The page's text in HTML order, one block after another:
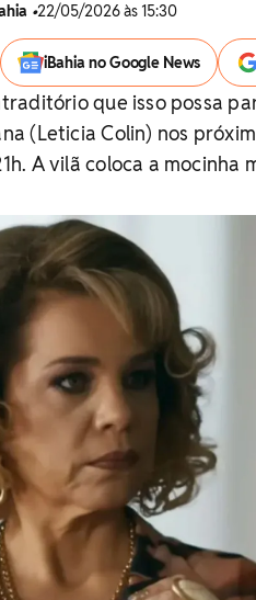
•22/05/2026 às 15:30
iBahia no Google News
que isso possa
(Leticia Colin) nos
A vilã coloca a mocinha